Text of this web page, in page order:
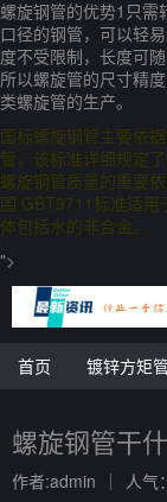
螺旋钢管的优势1只需
口径的钢管，可以轻
度不受限制，长度可
所以螺旋管的尺寸精
类螺旋管的生产。
国标螺旋钢管主要依
管，该标准详细规定
螺旋钢管质量的重要
围 GBT9711标准适用
体包括水的非合金。
">
首页 镀锌方矩
螺旋钢管干
作者:admin 人气